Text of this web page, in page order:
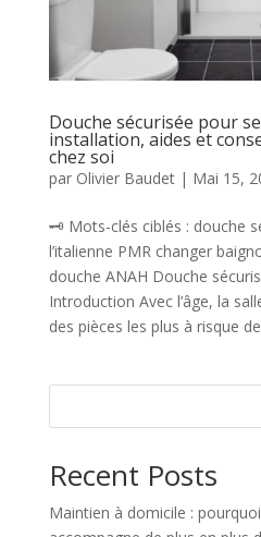
Douche sécurisée pour
installation, aides et
chez soi
par Olivier Baudet| Mai 15,
🗝️ Mots-clés ciblés : douche
l’italienne PMR changer
douche ANAH Douche
Introduction Avec l’âge, la
des pièces les plus à risque
Recent Posts
Maintien à domicile :